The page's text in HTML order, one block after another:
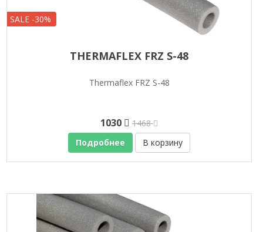
SALE -30%
THERMAFLEX FRZ S-48
Thermaflex FRZ S-48
1030
1468
Подробнее
В корзину